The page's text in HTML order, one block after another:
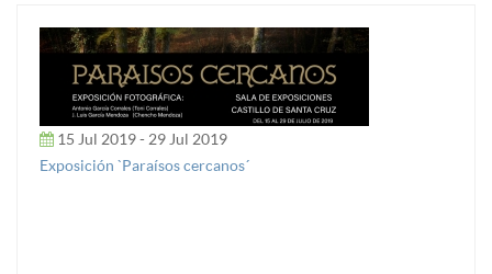
15 Jul 2019 - 29 Jul 2019
Exposición `Paraísos cercanos´